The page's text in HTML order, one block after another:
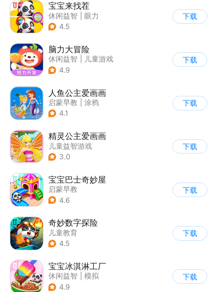
宝宝来找茬
休闲益智
眼力
| 宝宝巴士
4.5
下载
脑力大冒险
休闲益智
儿童游戏
| 卡通
4.9
下载
人鱼公主爱画画
启蒙早教
涂鸦
4.1
下载
精灵公主爱画画
儿童益智游戏
3.0
下载
宝宝巴士奇妙屋
启蒙早教
| 儿童益智游戏
4.6
下载
奇妙数字探险
儿童教育
| 儿童益智游戏
4.5
下载
宝宝冰淇淋工厂
休闲益智
模拟
| 宝宝巴士
4.9
下载